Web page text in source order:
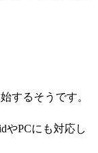
するそうです。
やPCにも対応し